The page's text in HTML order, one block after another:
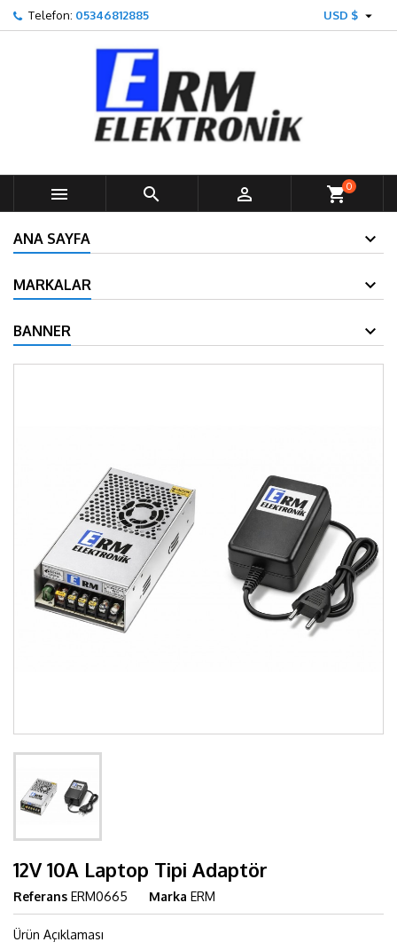
Telefon: 05346812885 USD $ 
   shopping_cart0
ANA SAYFA
MARKALAR
BANNER
12V 10A Laptop Tipi Adaptör
Referans ERM0665 Marka ERM
Ürün Açıklaması